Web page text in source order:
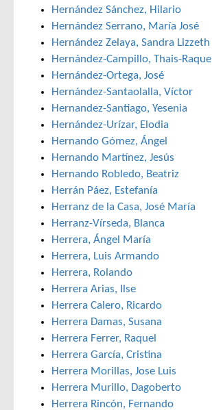
Hernández Sánchez, Hilario
Hernández Serrano, María José
Hernández Zelaya, Sandra Lizzeth
Hernández-Campillo, Thais-Raquel
Hernández-Ortega, José
Hernández-Santaolalla, Víctor
Hernandez-Santiago, Yesenia
Hernández-Urízar, Elodia
Hernando Gómez, Ángel
Hernando Martínez, Jesús
Hernando Robledo, Beatriz
Herrán Páez, Estefanía
Herranz de la Casa, José María
Herranz-Vírseda, Blanca
Herrera, Ángel María
Herrera, Luis Armando
Herrera, Rolando
Herrera Arias, Ilse
Herrera Calero, Ricardo
Herrera Damas, Susana
Herrera Ferrer, Raquel
Herrera García, Cristina
Herrera Morillas, Jose Luis
Herrera Murillo, Dagoberto
Herrera Rincón, Fernando